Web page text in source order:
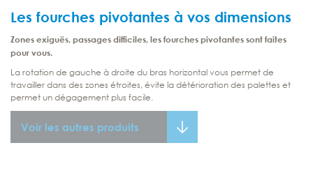
Les fourches pivotantes à vos dimensions
Zones exiguës, passages difficiles, les fourches pivotantes sont faites
pour vous.
La rotation de gauche à droite du bras horizontal vous permet de
travailler dans des zones étroites, évite la détérioration des palettes et
permet un dégagement plus facile.
Voir les autres produits